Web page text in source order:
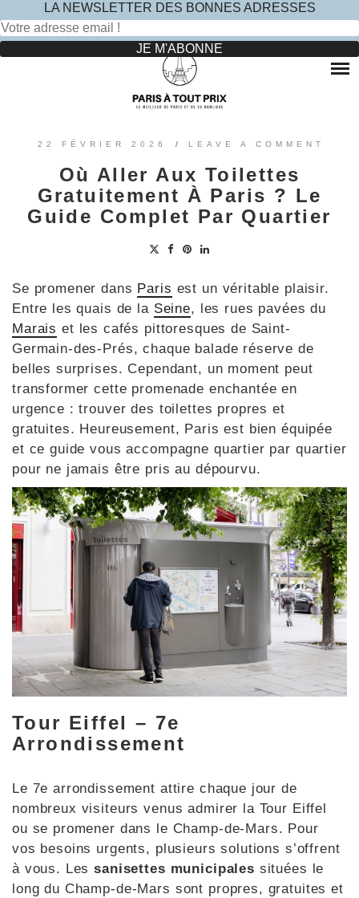
Rechercher :
Skip
OÙ MANGER DANS LE MARAIS ?
OÙ MANGER DANS PARIS 5 -ÈME ?
OÙ MANGER DANS LE 15ÈME ?
OÙ MANGER DANS PARIS 17ÈME ?
VOYAGES
SORTIES ENFANTS
PARCS ATTRACTION BANLIEUE
CONTACTEZ-NOUS
22 FÉVRIER 2026 / LEAVE A COMMENT
Où Aller Aux Toilettes
Gratuitement À Paris ? Le
Guide Complet Par Quartier
Se promener dans Paris est un véritable plaisir.
Entre les quais de la Seine, les rues pavées du
Marais et les cafés pittoresques de Saint-
Germain-des-Prés, chaque balade réserve de
belles surprises. Cependant, un moment peut
transformer cette promenade enchantée en
urgence : trouver des toilettes propres et
gratuites. Heureusement, Paris est bien équipée
et ce guide vous accompagne quartier par quartier
pour ne jamais être pris au dépourvu.
Tour Eiffel – 7e
Arrondissement
Le 7e arrondissement attire chaque jour de
nombreux visiteurs venus admirer la Tour Eiffel
ou se promener dans le Champ-de-Mars. Pour
vos besoins urgents, plusieurs solutions s’offrent
à vous. Lessanisettes municipales situées le
long du Champ-de-Mars sont propres, gratuites et
LA NEWSLETTER DES BONNES ADRESSES